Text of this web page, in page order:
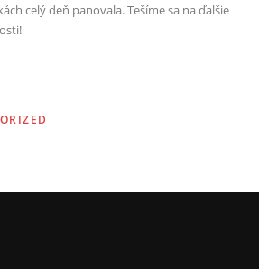
celý deň panovala. Tešíme sa na ďalšie